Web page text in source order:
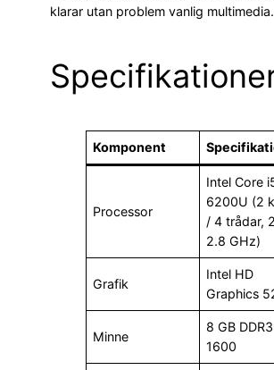
klarar utan problem vanlig multimedia.
Komponent
Processor
Intel Core
6200U (2
/ 4 trådar,
2.8 GHz)
Grafik
Intel HD
Graphics
Minne
8 GB
1600